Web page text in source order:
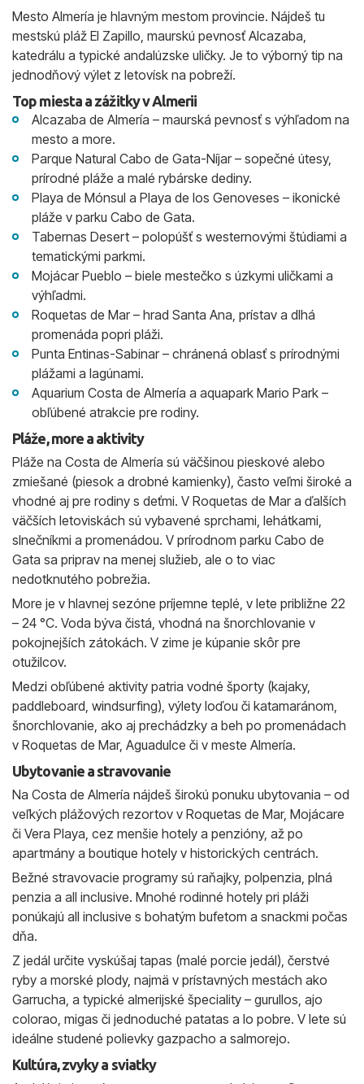
Mesto Almería je hlavným mestom provincie. Nájdeš tu
mestskú pláž El Zapillo, maurskú pevnosť Alcazaba,
katedrálu a typické andalúzske uličky. Je to výborný tip na
jednodňový výlet z letovísk na pobreží.
Top miesta a zážitky v Almerii
Alcazaba de Almería – maurská pevnosť s výhľadom na
mesto a more.
Parque Natural Cabo de Gata-Níjar – sopečné útesy,
prírodné pláže a malé rybárske dediny.
Playa de Mónsul a Playa de los Genoveses – ikonické
pláže v parku Cabo de Gata.
Tabernas Desert – polopúšť s westernovými štúdiami a
tematickými parkmi.
Mojácar Pueblo – biele mestečko s úzkymi uličkami a
výhľadmi.
Roquetas de Mar – hrad Santa Ana, prístav a dlhá
promenáda popri pláži.
Punta Entinas-Sabinar – chránená oblasť s prírodnými
plážami a lagúnami.
Aquarium Costa de Almería a aquapark Mario Park –
obľúbené atrakcie pre rodiny.
Pláže, more a aktivity
Pláže na Costa de Almería sú väčšinou pieskové alebo
zmiešané (piesok a drobné kamienky), často veľmi široké a
vhodné aj pre rodiny s deťmi. V Roquetas de Mar a ďalších
väčších letoviskách sú vybavené sprchami, lehátkami,
slnečníkmi a promenádou. V prírodnom parku Cabo de
Gata sa priprav na menej služieb, ale o to viac
nedotknutého pobrežia.
More je v hlavnej sezóne príjemne teplé, v lete približne 22
– 24 °C. Voda býva čistá, vhodná na šnorchlovanie v
pokojnejších zátokách. V zime je kúpanie skôr pre
otužilcov.
Medzi obľúbené aktivity patria vodné športy (kajaky,
paddleboard, windsurfing), výlety loďou či katamaránom,
šnorchlovanie, ako aj prechádzky a beh po promenádach
v Roquetas de Mar, Aguadulce či v meste Almería.
Ubytovanie a stravovanie
Na Costa de Almería nájdeš širokú ponuku ubytovania – od
veľkých plážových rezortov v Roquetas de Mar, Mojácare
či Vera Playa, cez menšie hotely a penzióny, až po
apartmány a boutique hotely v historických centrách.
Bežné stravovacie programy sú raňajky, polpenzia, plná
penzia a all inclusive. Mnohé rodinné hotely pri pláži
ponúkajú all inclusive s bohatým bufetom a snackmi počas
dňa.
Z jedál určite vyskúšaj tapas (malé porcie jedál), čerstvé
ryby a morské plody, najmä v prístavných mestách ako
Garrucha, a typické almerijské špeciality – gurullos, ajo
colorao, migas či jednoduché patatas a lo pobre. V lete sú
ideálne studené polievky gazpacho a salmorejo.
Kultúra, zvyky a sviatky